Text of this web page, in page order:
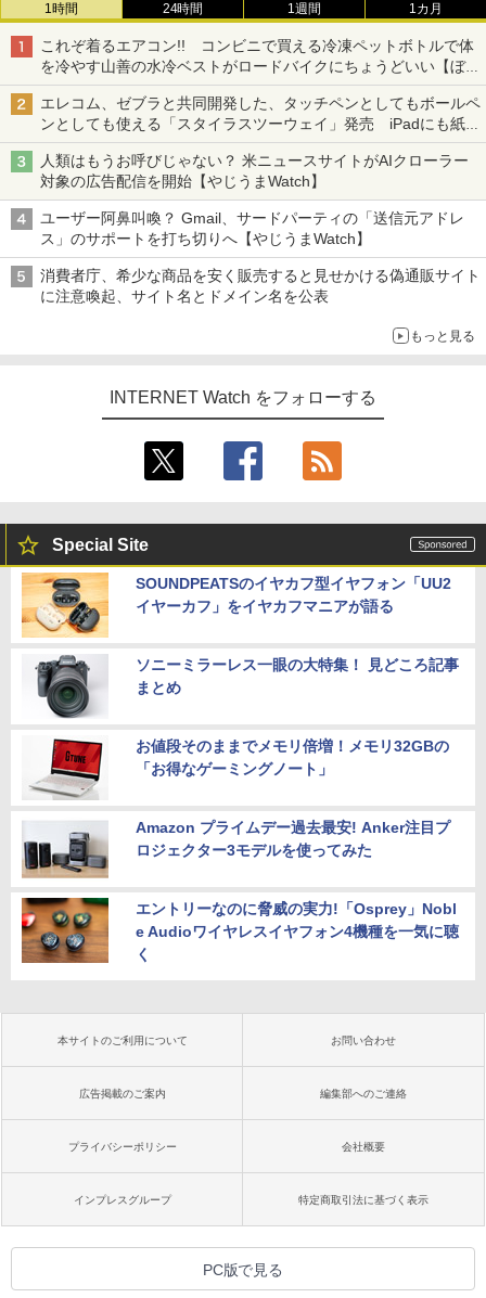
1時間 24時間 1週間 1カ月
これぞ着るエアコン!! コンビニで買える冷凍ペットボトルで体
を冷やす山善の水冷ベストがロードバイクにちょうどいい【ぼっ
ち・ざ・ろーど！その14】【空いた時間でなにしてる？】
エレコム、ゼブラと共同開発した、タッチペンとしてもボールペ
ンとしても使える「スタイラスツーウェイ」発売 iPadにも紙に
も、持ち替えずに書き込める
人類はもうお呼びじゃない？ 米ニュースサイトがAIクローラー
対象の広告配信を開始【やじうまWatch】
ユーザー阿鼻叫喚？ Gmail、サードパーティの「送信元アドレ
ス」のサポートを打ち切りへ【やじうまWatch】
消費者庁、希少な商品を安く販売すると見せかける偽通販サイト
に注意喚起、サイト名とドメイン名を公表
もっと見る
INTERNET Watch をフォローする
Special Site
SOUNDPEATSのイヤカフ型イヤフォン「UU2
イヤーカフ」をイヤカフマニアが語る
ソニーミラーレス一眼の大特集！ 見どころ記事
まとめ
お値段そのままでメモリ倍増！メモリ32GBの
「お得なゲーミングノート」
Amazon プライムデー過去最安! Anker注目プ
ロジェクター3モデルを使ってみた
エントリーなのに脅威の実力!「Osprey」Nobl
e Audioワイヤレスイヤフォン4機種を一気に聴
く
本サイトのご利用について お問い合わせ
広告掲載のご案内 編集部へのご連絡
プライバシーポリシー 会社概要
インプレスグループ 特定商取引法に基づく表示
PC版で見る